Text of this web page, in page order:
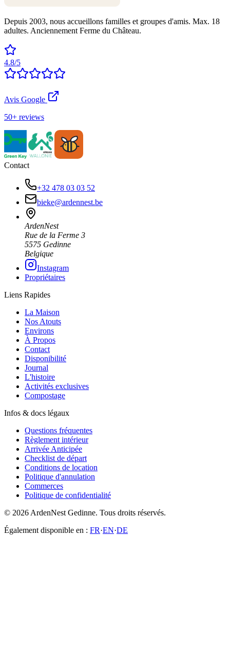
Depuis 2003, nous accueillons familles et groupes d'amis. Max. 18
adultes. Anciennement Ferme du Château.
4.8/5
Avis Google
50+ reviews
Contact
+32 478 03 03 52
bieke@ardennest.be
ArdenNest
Rue de la Ferme 3
5575 Gedinne
Belgique
Instagram
Propriétaires
Liens Rapides
La Maison
Nos Atouts
Environs
À Propos
Contact
Disponibilité
Journal
L'histoire
Activités exclusives
Compostage
Infos & docs légaux
Questions fréquentes
Règlement intérieur
Arrivée Anticipée
Checklist de départ
Conditions de location
Politique d'annulation
Commerces
Politique de confidentialité
© 2026 ArdenNest Gedinne. Tous droits réservés.
Également disponible en : FR·EN·DE